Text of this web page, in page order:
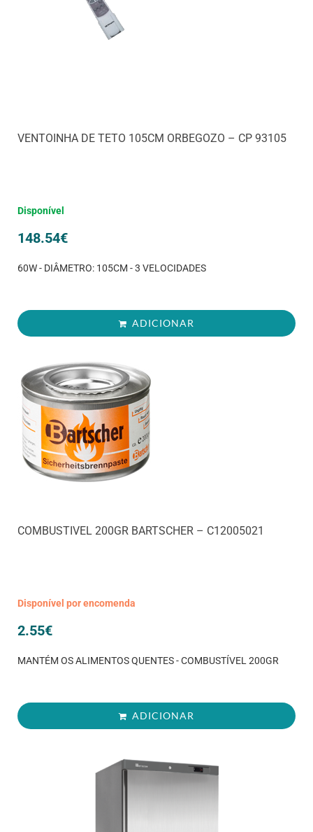
VENTOINHA DE TETO 105CM ORBEGOZO – CP 93105
Disponível
148.54€
60W - DIÂMETRO: 105CM - 3 VELOCIDADES
ADICIONAR
COMBUSTIVEL 200GR BARTSCHER – C12005021
Disponível por encomenda
2.55€
MANTÉM OS ALIMENTOS QUENTES - COMBUSTÍVEL 200GR
ADICIONAR